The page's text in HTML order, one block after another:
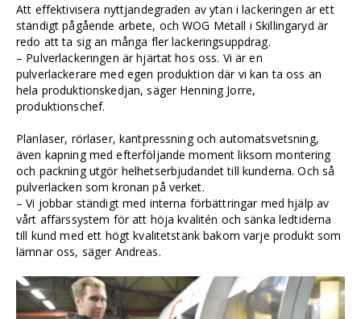
Att effektivisera nyttjandegraden av ytan i lackeringen är ett
ständigt pågående arbete, och WOG Metall i Skillingaryd är
redo att ta sig an många fler lackeringsuppdrag.
– Pulverlackeringen är hjärtat hos oss. Vi är en
pulverlackerare med egen produktion där vi kan ta oss an
hela produktionskedjan, säger Henning Jorre,
produktionschef.
Planlaser, rörlaser, kantpressning och automatsvetsning,
även kapning med efterföljande moment liksom montering
och packning utgör helhetserbjudandet till kunderna. Och så
pulverlacken som kronan på verket.
– Vi jobbar ständigt med interna förbättringar med hjälp av
vårt affärssystem för att höja kvalitén och sänka ledtiderna
till kund med ett högt kvalitetstänk bakom varje produkt som
lämnar oss, säger Andreas.